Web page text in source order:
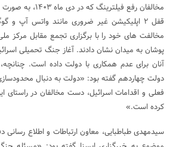
مخالفان رفع
قفل ۲ اپلیکیشن غیر ضروری مانند واتس آپ و
مخالفت های خود را با برگزاری تجمع مقابل مرکز
پوشان به میدان نشان دادند. آغاز جنگ تحمیلی
آنان برای عدم همکاری با دولت داده است.
دولت چهاردهم گفته بود: «دولت به دنبال
فعلی و اقدامات اسرائیل، دست مخالفان در راستای
کرده است.»
سیدمهدی طباطبایی، معاون ارتباطات و اطلاع رسانی